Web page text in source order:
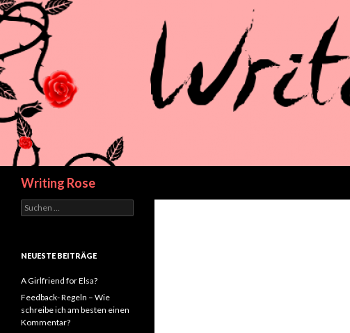
Writing Rose
Suchen
nach:
NEUESTE BEITRÄGE
A Girlfriend for Elsa?
Feedback- Regeln – Wie
schreibe ich am besten einen
Kommentar?